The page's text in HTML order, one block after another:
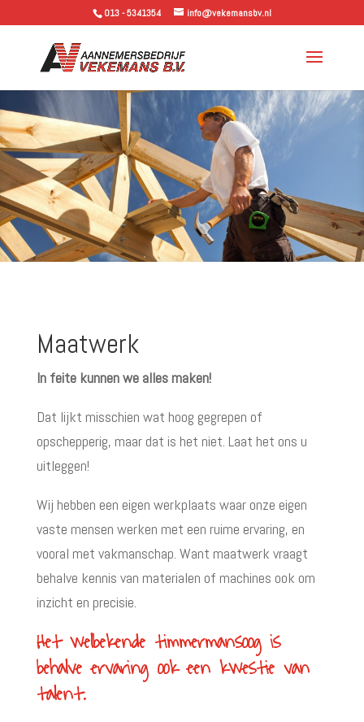
013 - 5341354 info@vekemansbv.nl
Maatwerk
In feite kunnen we alles maken!
Dat lijkt misschien wat hoog gegrepen of
opschepperig, maar dat is het niet. Laat het ons u
uitleggen!
Wij hebben een eigen werkplaats waar onze eigen
vaste mensen werken met een ruime ervaring, en
vooral met vakmanschap. Want maatwerk vraagt
behalve kennis van materialen of machines ook om
inzicht en precisie.
Het welbekende timmermansoog is
behalve ervaring ook een kwestie van
talent.